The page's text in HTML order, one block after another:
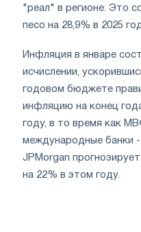
"реал" в регионе. Это
песо на 28,9% в 2025
Инфляция в январе
исчислении,
годовом бюджете
инфляцию на конец
году, в то время как
международные банки
JPMorgan
на 22% в этом году.